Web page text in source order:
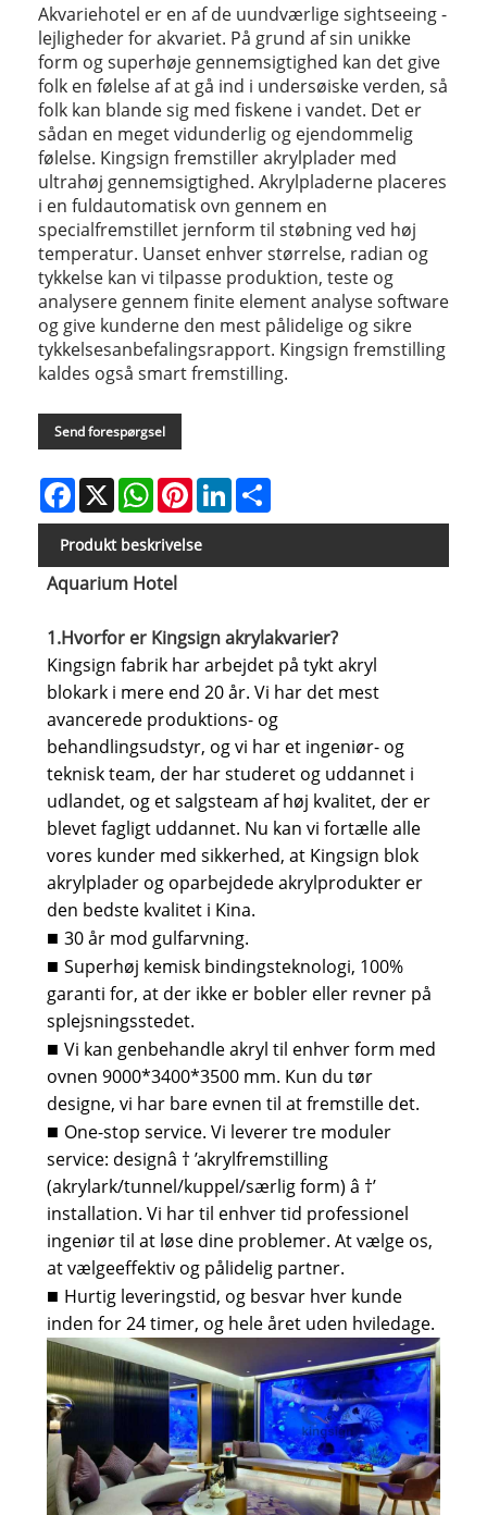
Akvariehotel er en af ​​de uundværlige sightseeing -
lejligheder for akvariet. På grund af sin unikke
form og superhøje gennemsigtighed kan det give
folk en følelse af at gå ind i undersøiske verden, så
folk kan blande sig med fiskene i vandet. Det er
sådan en meget vidunderlig og ejendommelig
følelse. Kingsign fremstiller akrylplader med
ultrahøj gennemsigtighed. Akrylpladerne placeres
i en fuldautomatisk ovn gennem en
specialfremstillet jernform til støbning ved høj
temperatur. Uanset enhver størrelse, radian og
tykkelse kan vi tilpasse produktion, teste og
analysere gennem finite element analyse software
og give kunderne den mest pålidelige og sikre
tykkelsesanbefalingsrapport. Kingsign fremstilling
kaldes også smart fremstilling.
Send forespørgsel
Facebook
X WhatsAppPinterestLinkedIn
Produkt beskrivelse
Aquarium Hotel
1.Hvorfor er Kingsign akrylakvarier?
Kingsign fabrik har arbejdet på tykt akryl
blokark i mere end 20 år. Vi har det mest
avancerede produktions- og
behandlingsudstyr, og vi har et ingeniør- og
teknisk team, der har studeret og uddannet i
udlandet, og et salgsteam af høj kvalitet, der er
blevet fagligt uddannet. Nu kan vi fortælle alle
vores kunder med sikkerhed, at Kingsign blok
akrylplader og oparbejdede akrylprodukter er
den bedste kvalitet i Kina.
■ 30 år mod gulfarvning.
■ Superhøj kemisk bindingsteknologi, 100%
garanti for, at der ikke er bobler eller revner på
splejsningsstedet.
■ Vi kan genbehandle akryl til enhver form med
ovnen 9000*3400*3500 mm. Kun du tør
designe, vi har bare evnen til at fremstille det.
■ One-stop service. Vi leverer tre moduler
service: designâ † ’akrylfremstilling
(akrylark/tunnel/kuppel/særlig form) â †’
installation. Vi har til enhver tid professionel
ingeniør til at løse dine problemer. At vælge os,
at vælgeeffektiv og pålidelig partner.
■ Hurtig leveringstid, og besvar hver kunde
inden for 24 timer, og hele året uden hviledage.